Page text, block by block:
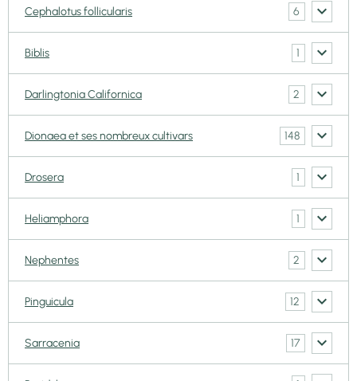
Cephalotus follicularis 6
Biblis 1
Darlingtonia Californica 2
Dionaea et ses nombreux cultivars 148
Drosera 1
Heliamphora 1
Nephentes 2
Pinguicula 12
Sarracenia 17